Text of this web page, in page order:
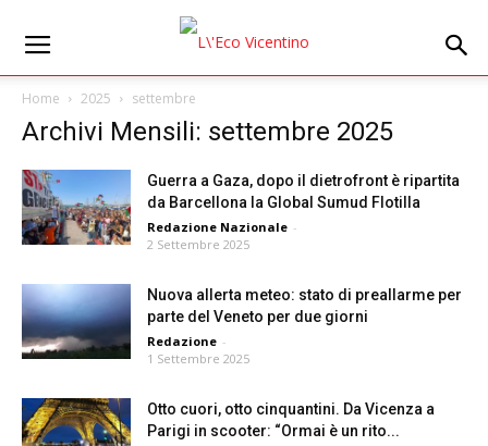
Home 2025 settembre
Archivi Mensili: settembre 2025
Guerra a Gaza, dopo il dietrofront è ripartita
da Barcellona la Global Sumud Flotilla
Redazione Nazionale -
2 Settembre 2025
Nuova allerta meteo: stato di preallarme per
parte del Veneto per due giorni
Redazione -
1 Settembre 2025
Otto cuori, otto cinquantini. Da Vicenza a
Parigi in scooter: “Ormai è un rito...